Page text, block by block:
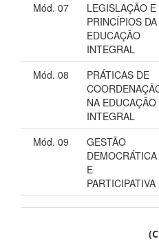
Mód. 07
LEGISLAÇÃO E
PRINCÍPIOS DA
EDUCAÇÃO
INTEGRAL
Mód. 08
PRÁTICAS DE
NA EDUCAÇÃO
INTEGRAL
Mód. 09
GESTÃO
DEMOCRÁTICA
E
PARTICIPATIVA